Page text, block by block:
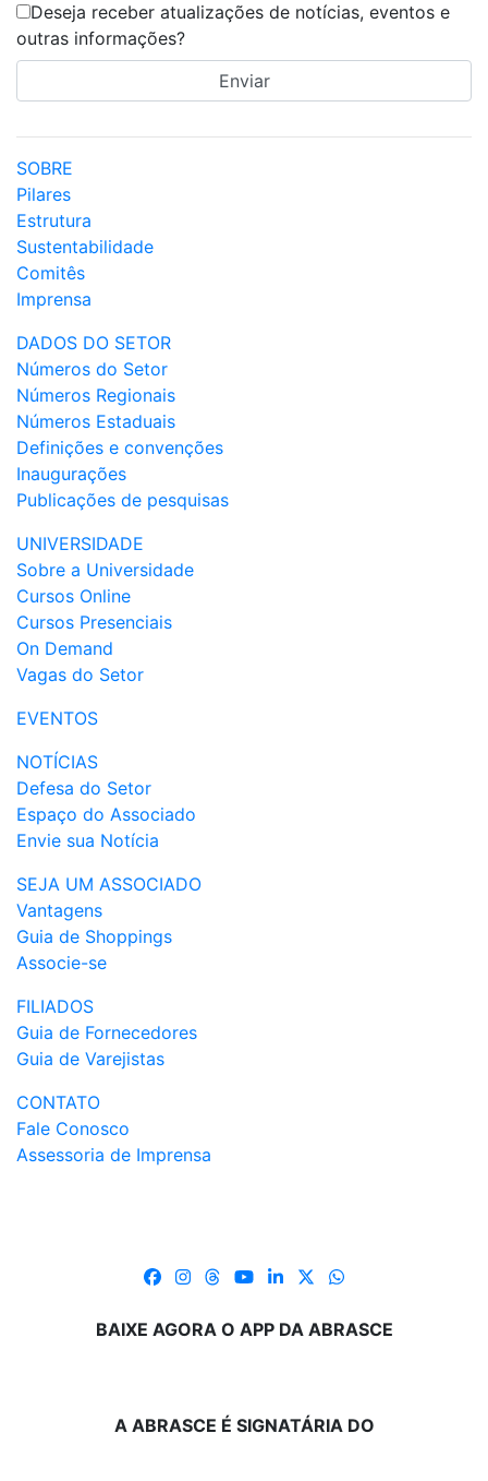
Deseja receber atualizações de notícias, eventos e
outras informações?
SOBRE
Pilares
Estrutura
Sustentabilidade
Comitês
Imprensa
DADOS DO SETOR
Números do Setor
Números Regionais
Números Estaduais
Definições e convenções
Inaugurações
Publicações de pesquisas
UNIVERSIDADE
Sobre a Universidade
Cursos Online
Cursos Presenciais
On Demand
Vagas do Setor
EVENTOS
NOTÍCIAS
Defesa do Setor
Espaço do Associado
Envie sua Notícia
SEJA UM ASSOCIADO
Vantagens
Guia de Shoppings
Associe-se
FILIADOS
Guia de Fornecedores
Guia de Varejistas
CONTATO
Fale Conosco
Assessoria de Imprensa
BAIXE AGORA O APP DA ABRASCE
A ABRASCE É SIGNATÁRIA DO